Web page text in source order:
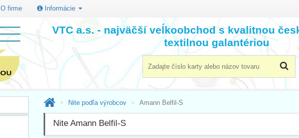
O firme Informácie
VTC a.s. - najväčší veĺkoobchod s kvalitnou
textilnou galantériou
Nite podľa výrobcov Amann Belfil-S
Nite Amann Belfil-S